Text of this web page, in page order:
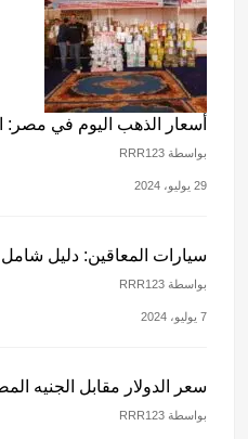
أسعار الذهب اليوم في مصر:
بواسطة RRR123
29 يوليو، 2024
سيارات المعاقين: دليل شامل
بواسطة RRR123
7 يوليو، 2024
سعر الدولار مقابل الجنيه
بواسطة RRR123